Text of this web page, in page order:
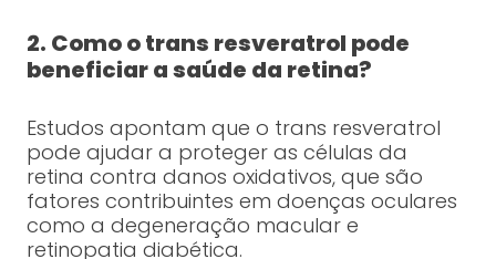
2. Como o trans resveratrol pode
beneficiar a saúde da retina?
Estudos apontam que o trans resveratrol
pode ajudar a proteger as células da
retina contra danos oxidativos, que são
fatores contribuintes em doenças oculares
como a degeneração macular e
retinopatia diabética.